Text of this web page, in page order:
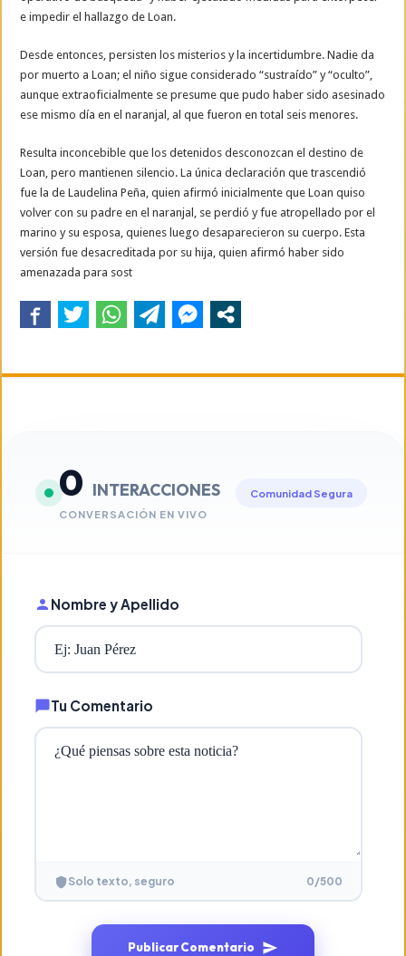
e impedir el hallazgo de Loan.
Desde entonces, persisten los misterios y la incertidumbre. Nadie da
por muerto a Loan; el niño sigue considerado “sustraído” y “oculto”,
aunque extraoficialmente se presume que pudo haber sido asesinado
ese mismo día en el naranjal, al que fueron en total seis menores.
Resulta inconcebible que los detenidos desconozcan el destino de
Loan, pero mantienen silencio. La única declaración que trascendió
fue la de Laudelina Peña, quien afirmó inicialmente que Loan quiso
volver con su padre en el naranjal, se perdió y fue atropellado por el
marino y su esposa, quienes luego desaparecieron su cuerpo. Esta
versión fue desacreditada por su hija, quien afirmó haber sido
amenazada para sost
0 INTERACCIONES
CONVERSACIÓN EN VIVO
Comunidad Segura
Nombre y Apellido
Tu Comentario
Solo texto, seguro 0/500
Publicar Comentario